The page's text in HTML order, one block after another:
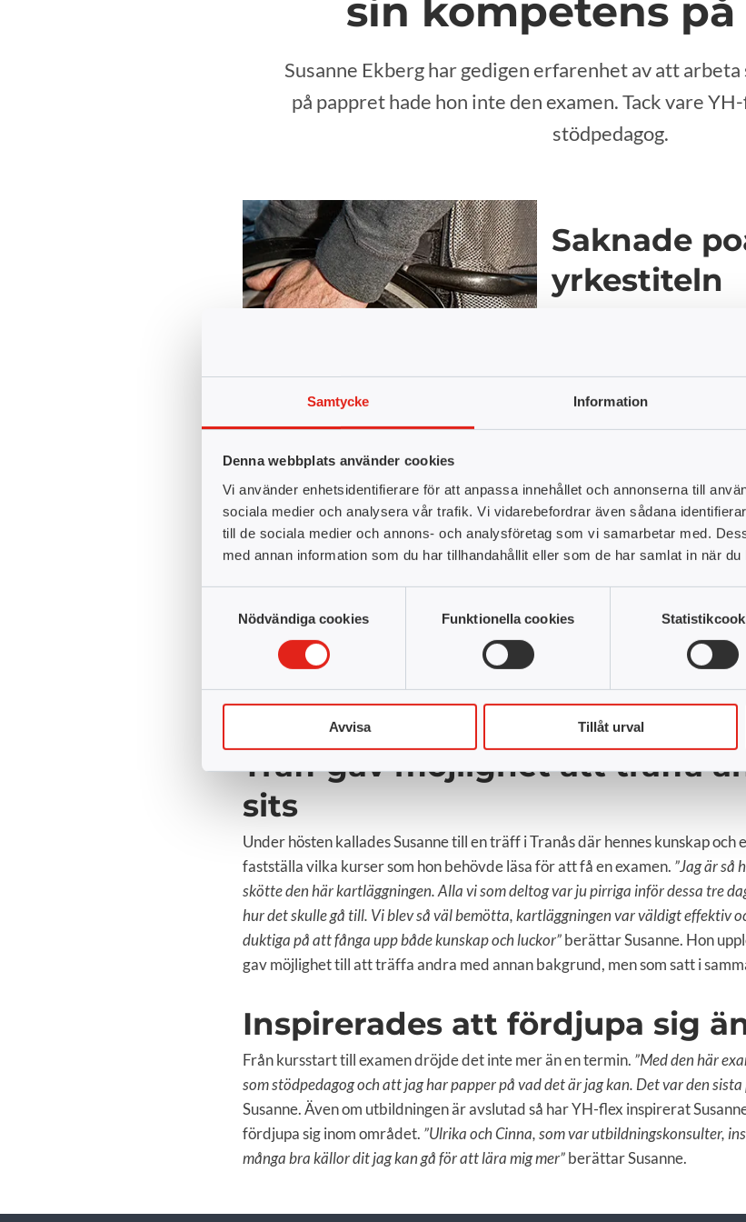
Samtycke Information
Denna webbplats använder cookies
Vi använder enhetsidentifierare för att anpassa innehållet och annonserna till
sociala medier och analysera vår trafik. Vi vidarebefordrar även sådana
till de sociala medier och annons- och analysföretag som vi samarbetar med.
med annan information som du har tillhandahållit eller som de har samlat in när du
Nödvändiga cookies
Funktionella cookies
Avvisa Tillåt urval
sin kompetens
Susanne Ekberg har gedigen erfarenhet av att
på pappret hade hon inte den examen. Tack vare
stödpedagog.
Saknade
yrkestiteln
politikerna i kommunen
utbildningen var att den inte
Kände stor
När Susanne flyttade till en
någon roll. Att påbörja en lång utbildning mitt i livet var inget alternativ”
säger
och hittade TUC Yrkeshögskolas upplägg YH-flex. Tack vare Susannes
läsa upp kurser som saknas för en examen.
Träff gav möjlighet att träffa
sits
Under hösten kallades Susanne till en träff i Tranås där hennes kunskap
fastställa vilka kurser som hon behövde läsa för att få en examen. ”Jag är så
skötte den här kartläggningen. Alla vi som deltog var ju pirriga inför dessa tre
hur det skulle gå till. Vi blev så väl bemötta, kartläggningen var väldigt effektiv
duktiga på att fånga upp både kunskap och luckor”berättar Susanne. Hon
gav möjlighet till att träffa andra med annan bakgrund, men som satt i
Inspirerades att fördjupa sig
Från kursstart till examen dröjde det inte mer än en termin. ”Med den här
som stödpedagog och att jag har papper på vad det är jag kan. Det var den
Susanne. Även om utbildningen är avslutad så har YH-flex inspirerat
fördjupa sig inom området. ”Ulrika och Cinna, som var utbildningskonsulter,
många bra källor dit jag kan gå för att lära mig mer”berättar Susanne.